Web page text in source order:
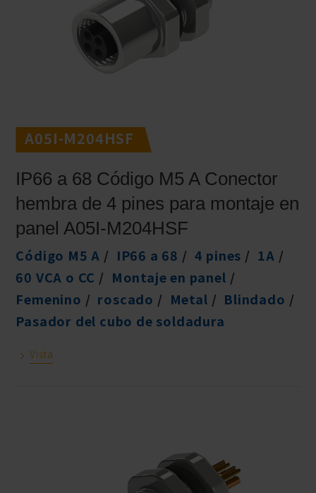
A05I-M204HSF
IP66 a 68 Código M5 A Conector
hembra de 4 pines para montaje en
panel A05I-M204HSF
Código M5 A IP66 a 68 4 pines
1A
60 VCA o CC
Montaje en panel
Femenino
roscado Metal
Blindado
Pasador del cubo de soldadura
Vista